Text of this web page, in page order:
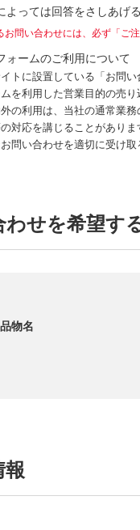
よっては回答をさしあげ
問い合わせには、必ず「ご
ォームのご利用について
トに設置している「お問
を利用した営業目的の売
の利用は、当社の通常業
対応を講じることがありま
問い合わせを適切に受け
わせを希望す
品物名
報